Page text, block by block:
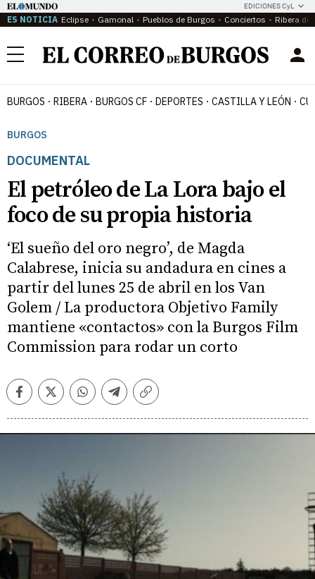
EDICIONES CyL
ES NOTICIA Eclipse Gamonal Pueblos de Burgos Conciertos Ribera del
Menú
BURGOS RIBERA BURGOS CF DEPORTES CASTILLA Y LEÓN
BURGOS
DOCUMENTAL
El petróleo de La Lora bajo el
foco de su propia historia
‘El sueño del oro negro’, de Magda
Calabrese, inicia su andadura en cines a
partir del lunes 25 de abril en los Van
Golem / La productora Objetivo Family
mantiene «contactos» con la Burgos Film
Commission para rodar un corto
FacebookTwitterWhatsappTelegramCopiar